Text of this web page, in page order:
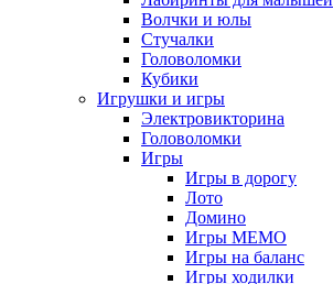
Волчки и юлы
Стучалки
Головоломки
Кубики
Игрушки и игры
Электровикторина
Головоломки
Игры
Игры в дорогу
Лото
Домино
Игры МЕМО
Игры на баланс
Игры ходилки